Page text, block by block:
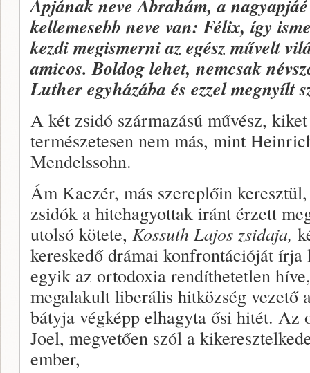
Apjának neve Ábrahám, a
kellemesebb neve van: Félix, így
kezdi megismerni az egész művelt
amicos. Boldog lehet, nemcsak
Luther egyházába és ezzel megnyílt
A két zsidó származású művész,
természetesen nem más, mint
Mendelssohn.
Ám Kaczér, más szereplőin
zsidók a hitehagyottak iránt érzett
utolsó kötete, Kossuth Lajos zsidaja,
kereskedő drámai konfrontációját
egyik az ortodoxia rendíthetetlen
megalakult liberális hitközség vezető
bátyja végképp elhagyta ősi hitét. Az
Joel, megvetően szól a
ember,